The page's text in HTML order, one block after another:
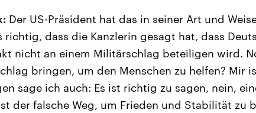
Der US-Präsident hat das in seiner Art und
richtig, dass die Kanzlerin gesagt hat, dass
nicht an einem Militärschlag beteiligen wird.
bringen, um den Menschen zu helfen? Mir
sage ich auch: Es ist richtig zu sagen, nein,
der falsche Weg, um Frieden und Stabilität zu